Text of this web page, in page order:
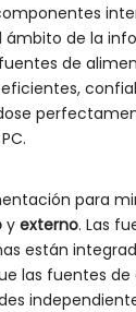
ámbito de la
de
para
y externo. Las
están
las fuentes